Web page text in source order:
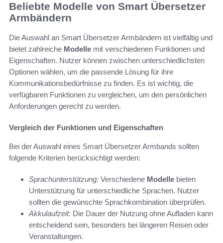
Beliebte Modelle von Smart Übersetzer
Armbändern
Die Auswahl an Smart Übersetzer Armbändern ist vielfältig und
bietet zahlreiche Modelle mit verschiedenen Funktionen und
Eigenschaften. Nutzer können zwischen unterschiedlichsten
Optionen wählen, um die passende Lösung für ihre
Kommunikationsbedürfnisse zu finden. Es ist wichtig, die
verfügbaren Funktionen zu vergleichen, um den persönlichen
Anforderungen gerecht zu werden.
Vergleich der Funktionen und Eigenschaften
Bei der Auswahl eines Smart Übersetzer Armbands sollten
folgende Kriterien berücksichtigt werden:
Sprachunterstützung: Verschiedene Modelle bieten
Unterstützung für unterschiedliche Sprachen. Nutzer
sollten die gewünschte Sprachkombination überprüfen.
Akkulaufzeit: Die Dauer der Nutzung ohne Aufladen kann
entscheidend sein, besonders bei längeren Reisen oder
Veranstaltungen.